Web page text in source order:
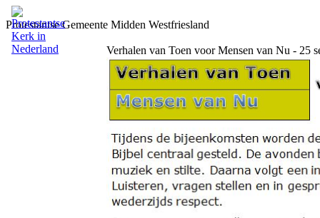
Protestantse Gemeente Midden Westfriesland
Verhalen van Toen voor Mensen van Nu - 25